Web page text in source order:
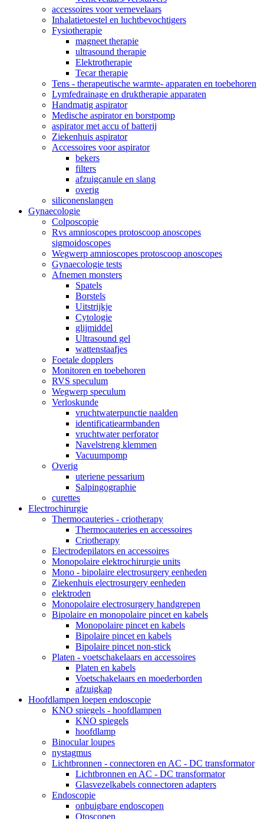
accessoires voor vernevelaars
Inhalatietoestel en luchtbevochtigers
Fysiotherapie
magneet therapie
ultrasound therapie
Elektrotherapie
Tecar therapie
Tens - therapeutische warmte- apparaten en toebehoren
Lymfedrainage en druktherapie apparaten
Handmatig aspirator
Medische aspirator en borstpomp
aspirator met accu of batterij
Ziekenhuis aspirator
Accessoires voor aspirator
bekers
filters
afzuigcanule en slang
overig
siliconenslangen
Gynaecologie
Colposcopie
Rvs amnioscopes protoscoop anoscopes
sigmoidoscopes
Wegwerp amnioscopes protoscoop anoscopes
Gynaecologie tests
Afnemen monsters
Spatels
Borstels
Uitstrijkje
Cytologie
glijmiddel
Ultrasound gel
wattenstaafjes
Foetale dopplers
Monitoren en toebehoren
RVS speculum
Wegwerp speculum
Verloskunde
vruchtwaterpunctie naalden
identificatiearmbanden
vruchtwater perforator
Navelstreng klemmen
Vacuumpomp
Overig
uteriene pessarium
Salpingographie
curettes
Electrochirurgie
Thermocauteries - criotherapy
Thermocauteries en accessoires
Criotherapy
Electrodepilators en accessoires
Monopolaire elektrochirurgie units
Mono - bipolaire electrosurgery eenheden
Ziekenhuis electrosurgery eenheden
elektroden
Monopolaire electrosurgery handgrepen
Bipolaire en monopolaire pincet en kabels
Monopolaire pincet en kabels
Bipolaire pincet en kabels
Bipolaire pincet non-stick
Platen - voetschakelaars en accessoires
Platen en kabels
Voetschakelaars en moederborden
afzuigkap
Hoofdlampen loepen endoscopie
KNO spiegels - hoofdlampen
KNO spiegels
hoofdlamp
Binocular loupes
nystagmus
Lichtbronnen - connectoren en AC - DC transformator
Lichtbronnen en AC - DC transformator
Glasvezelkabels connectoren adapters
Endoscopie
onbuigbare endoscopen
Otoscopen